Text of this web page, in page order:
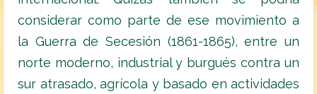
considerar como parte de ese movimiento a
la Guerra de Secesión (1861-1865), entre un
norte moderno, industrial y burgués contra un
sur atrasado, agrícola y basado en actividades